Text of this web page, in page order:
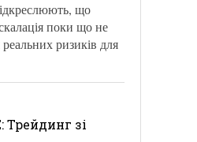
що
поки що не
ризиків для
Трейдинг зі